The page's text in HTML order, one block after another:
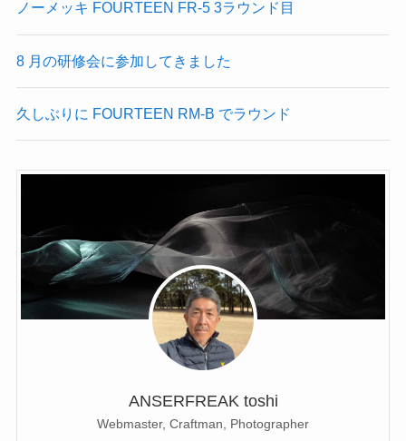
ノーメッキ FOURTEEN FR-5 3ラウンド目
8 月の研修会に参加してきました
久しぶりに FOURTEEN RM-B でラウンド
ANSERFREAK toshi
Webmaster, Craftman, Photographer